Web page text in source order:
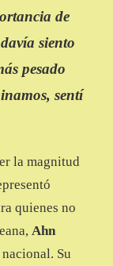
de
siento
pesado
sentí
la magnitud
quienes no
Ahn
Su